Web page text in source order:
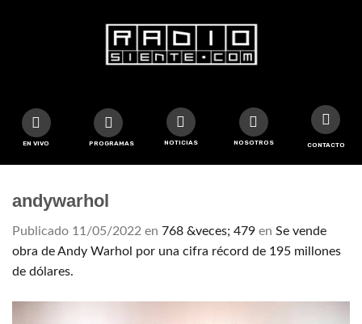
EN VIVO PROGRAMAS NOTICIAS NOSOTROS CONTACTO
andywarhol
Publicado 11/05/2022 en 768 &veces; 479 en Se vende
obra de Andy Warhol por una cifra récord de 195 millones
de dólares.